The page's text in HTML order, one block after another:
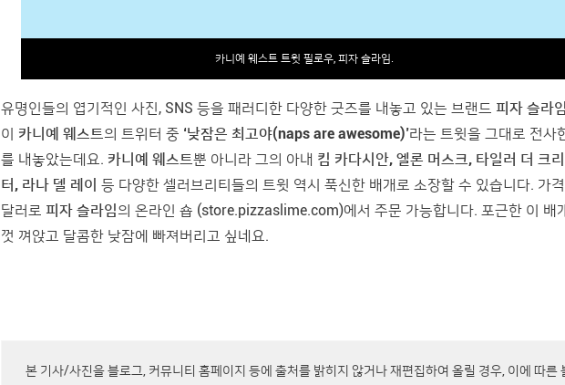
카니예 웨스트 트윗 필로우, 피자 슬라임.
유명인들의 엽기적인 사진, SNS 등을 패러디한 다양한 굿즈를 내놓고 있는 브랜드 피자 슬라임
이 카니예 웨스트의 트위터 중 ‘낮잠은 최고야(naps are awesome)’라는 트윗을 그대로 전사
를 내놓았는데요. 카니예 웨스트뿐 아니라 그의 아내 킴 카다시안, 엘론 머스크, 타일러 더 크리
터, 라나 델 레이 등 다양한 셀러브리티들의 트윗 역시 푹신한 배개로 소장할 수 있습니다. 가
달러로 피자 슬라임의 온라인 숍 (store.pizzaslime.com)에서 주문 가능합니다. 포근한 이 배
껏 껴앉고 달콤한 낮잠에 빠져버리고 싶네요.
본 기사/사진을 블로그, 커뮤니티 홈페이지 등에 출처를 밝히지 않거나 재편집하여 올릴 경우, 이에 따른